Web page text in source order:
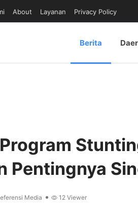
About Layanan Privacy Policy
Berita
Pentingnya
Media 12 Viewer